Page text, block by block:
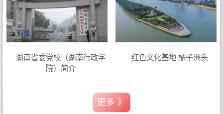
湖南省委党校（湖南行政学
院）简介
红色文化基地 橘子洲头
更多 》